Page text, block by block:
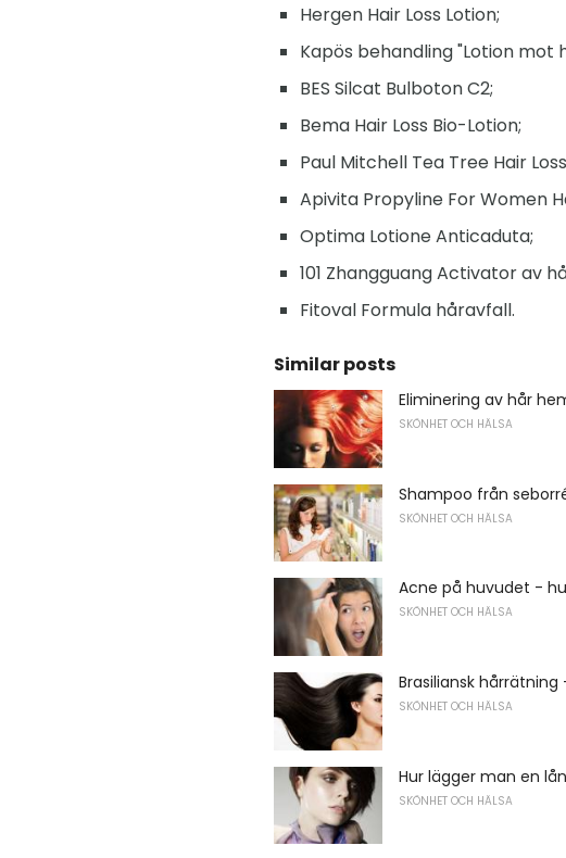
Hergen Hair Loss Lotion;
Kapös behandling "Lotion mot
BES Silcat Bulboton C2;
Bema Hair Loss Bio-Lotion;
Paul Mitchell Tea Tree Hair
Apivita Propyline For Women
Optima Lotione Anticaduta;
101 Zhangguang Activator av
Fitoval Formula håravfall.
Similar posts
Eliminering av hår
SKÖNHET OCH HÄLSA
Shampoo från
SKÖNHET OCH HÄLSA
Acne på huvudet -
SKÖNHET OCH HÄLSA
Brasiliansk
SKÖNHET OCH HÄLSA
Hur lägger man en
SKÖNHET OCH HÄLSA